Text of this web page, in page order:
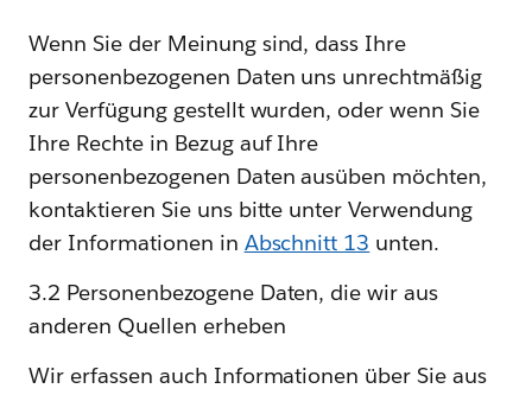
Wenn Sie der Meinung sind, dass Ihre
personenbezogenen Daten uns unrechtmäßig
zur Verfügung gestellt wurden, oder wenn Sie
Ihre Rechte in Bezug auf Ihre
personenbezogenen Daten ausüben möchten,
kontaktieren Sie uns bitte unter Verwendung
der Informationen in Abschnitt 13 unten.
3.2 Personenbezogene Daten, die wir aus
anderen Quellen erheben
Wir erfassen auch Informationen über Sie aus